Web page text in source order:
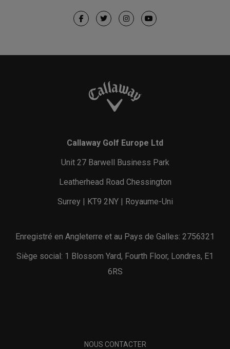
Callaway Golf Europe Ltd
Unit 27 Barwell Business Park
Leatherhead Road Chessington
Surrey | KT9 2NY | Royaume-Uni
Enregistré en Angleterre et au Pays de Galles: 2756321
Siège social: 1 Blossom Yard, Fourth Floor, Londres, E1
6RS
NOUS CONTACTER